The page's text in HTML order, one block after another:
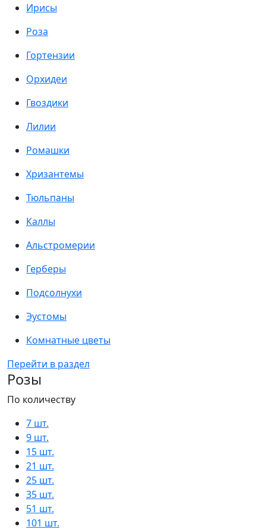
Ирисы
Роза
Гортензии
Орхидеи
Гвоздики
Лилии
Ромашки
Хризантемы
Тюльпаны
Каллы
Альстромерии
Герберы
Подсолнухи
Эустомы
Комнатные цветы
Перейти в раздел
Розы
По количеству
7 шт.
9 шт.
15 шт.
21 шт.
25 шт.
35 шт.
51 шт.
101 шт.